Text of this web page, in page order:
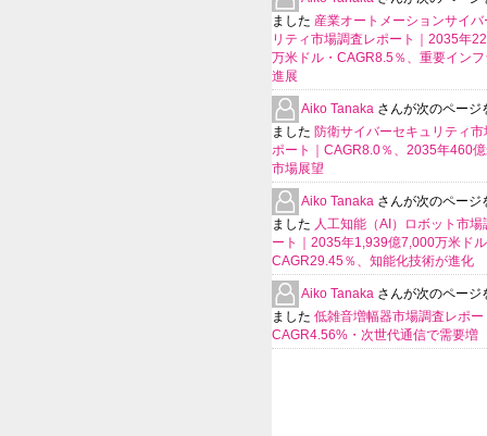
ました 産業オートメーションサイ
リティ市場調査レポート｜2035年
万米ドル・CAGR8.5％、重要イン
進展
Aiko Tanaka さんが次のページ
ました 防衛サイバーセキュリティ
ポート｜CAGR8.0％、2035年460
市場展望
Aiko Tanaka さんが次のページ
ました 人工知能（AI）ロボット市場
ート｜2035年1,939億7,000万米ド
CAGR29.45％、知能化技術が進化
Aiko Tanaka さんが次のページ
ました 低雑音増幅器市場調査レポー
CAGR4.56%・次世代通信で需要増